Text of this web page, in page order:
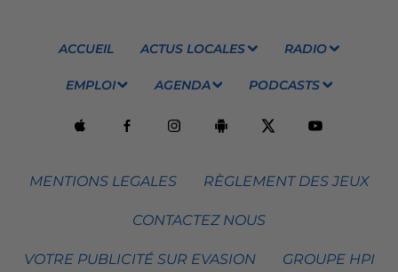
ACCUEIL ACTUS LOCALES RADIO
EMPLOI AGENDA PODCASTS
MENTIONS LEGALES RÈGLEMENT DES JEUX
CONTACTEZ NOUS
VOTRE PUBLICITÉ SUR EVASION GROUPE HPI